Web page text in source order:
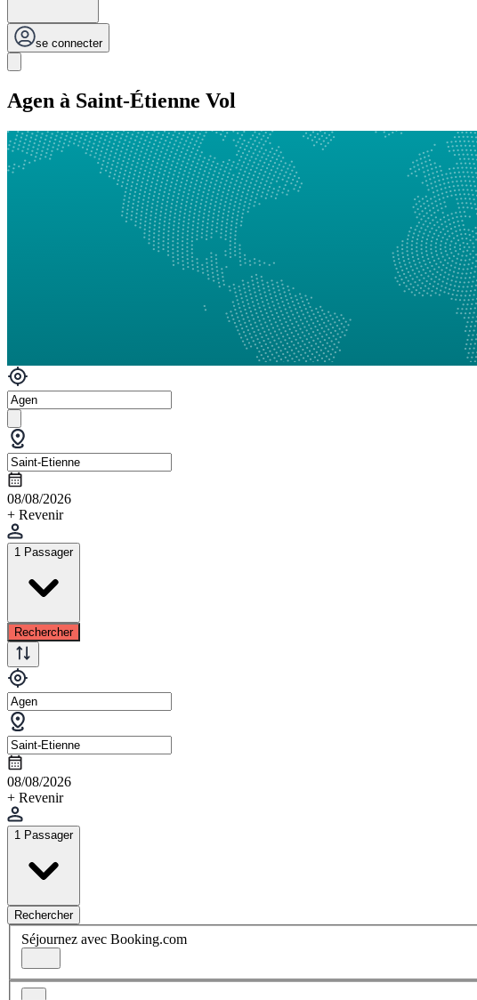
se connecter
Agen à Saint-Étienne Vol
08/08/2026
+ Revenir
1 Passager
Rechercher
08/08/2026
+ Revenir
1 Passager
Rechercher
Séjournez avec Booking.com